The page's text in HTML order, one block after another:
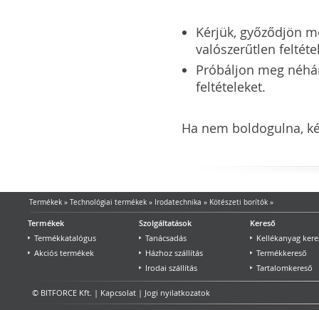
Kérjük, győződjön
valószerűtlen
Próbáljon meg
feltételeket.
Ha nem boldogulna,
Termékek» Technológiai termékek» Irodatechnika » Kötészeti borítók»
Termékek
Termékkatalógus
Akciós termékek
Szolgáltatások
Tanácsadás
Házhoz szállítás
Irodai szállítás
Kereső
Kellékanyag
Termékkereső
Tartalomkereső
© BITFORCE Kft. | Kapcsolat | Jogi nyilatkozatok